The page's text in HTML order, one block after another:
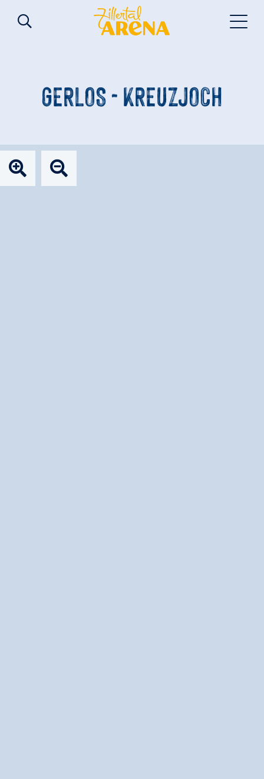
GERLOS - KREUZJOCH